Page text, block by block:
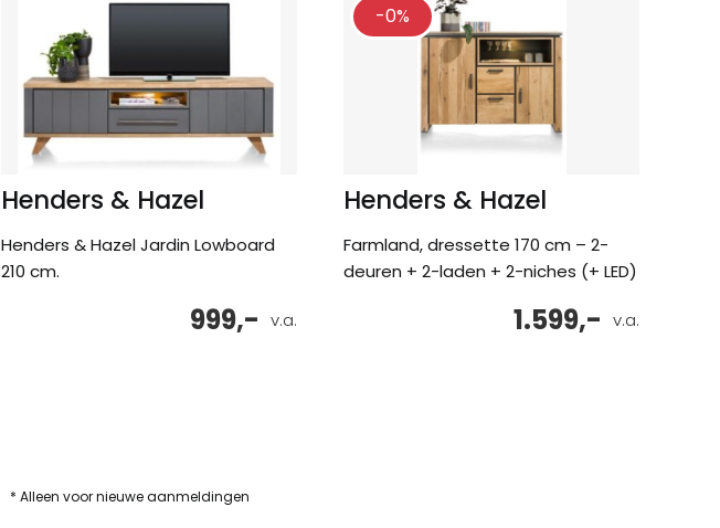
Henders & Hazel
Henders & Hazel Jardin Lowboard
210 cm.
v.a.
999,-
-0%
Henders & Hazel
Farmland, dressette 170 cm – 2-
deuren + 2-laden + 2-niches (+ LED)
v.a.
1.599,-
* Alleen voor nieuwe aanmeldingen